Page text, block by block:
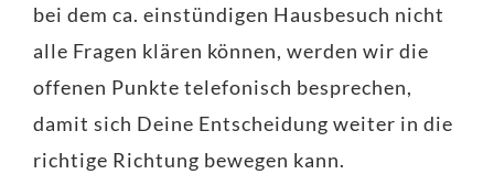
bei dem ca. einstündigen Hausbesuch nicht
alle Fragen klären können, werden wir die
offenen Punkte telefonisch besprechen,
damit sich Deine Entscheidung weiter in die
richtige Richtung bewegen kann.